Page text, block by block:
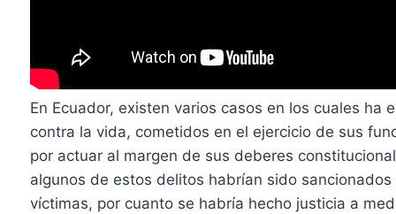
En Ecuador, existen varios casos en los cuales
contra la vida, cometidos en el ejercicio de sus
por actuar al margen de sus deberes
algunos de estos delitos habrían sido
víctimas, por cuanto se habría hecho justicia a